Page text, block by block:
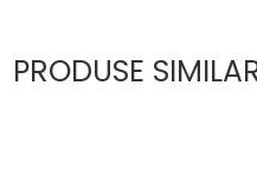
PRODUSE